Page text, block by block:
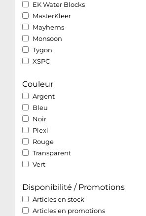
EK Water Blocks
MasterKleer
Mayhems
Monsoon
Tygon
XSPC
Couleur
Argent
Bleu
Noir
Plexi
Rouge
Transparent
Vert
Disponibilité / Promotions
Articles en stock
Articles en promotions